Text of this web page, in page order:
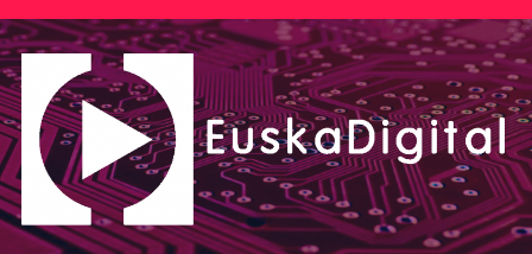
Saltar
al
contenido